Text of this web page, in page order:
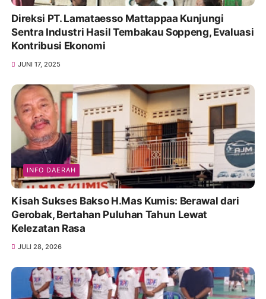
Direksi PT. Lamataesso Mattappaa Kunjungi
Sentra Industri Hasil Tembakau Soppeng, Evaluasi
Kontribusi Ekonomi
JUNI 17, 2025
INFO DAERAH
Kisah Sukses Bakso H.Mas Kumis: Berawal dari
Gerobak, Bertahan Puluhan Tahun Lewat
Kelezatan Rasa
JULI 28, 2026